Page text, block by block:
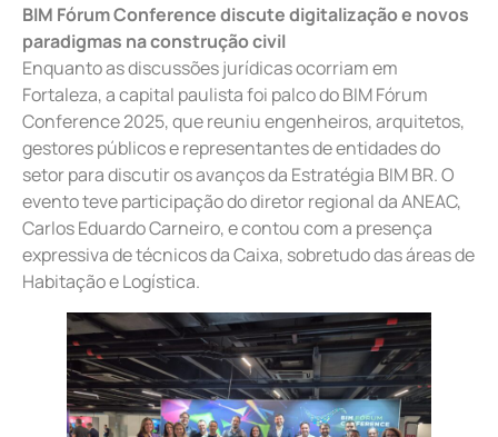
BIM Fórum Conference discute digitalização e novos
paradigmas na construção civil
Enquanto as discussões jurídicas ocorriam em
Fortaleza, a capital paulista foi palco do BIM Fórum
Conference 2025, que reuniu engenheiros, arquitetos,
gestores públicos e representantes de entidades do
setor para discutir os avanços da Estratégia BIM BR. O
evento teve participação do diretor regional da ANEAC,
Carlos Eduardo Carneiro, e contou com a presença
expressiva de técnicos da Caixa, sobretudo das áreas de
Habitação e Logística.